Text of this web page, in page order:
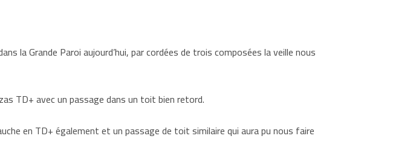
la Grande Paroi aujourd’hui, par cordées de trois composées la veille nous
TD+ avec un passage dans un toit bien retord.
en TD+ également et un passage de toit similaire qui aura pu nous faire